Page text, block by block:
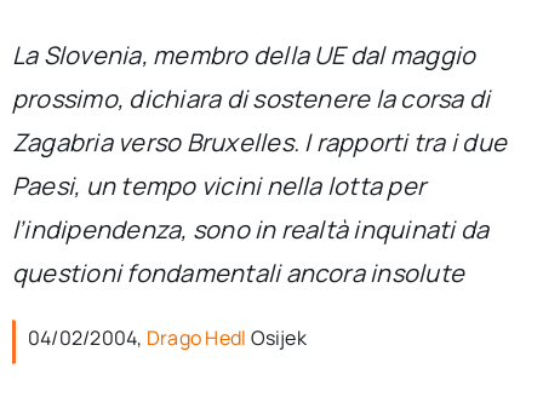
Chi siamo
Cerca
per:
Newsletter
Ita
La Slovenia, membro della UE dal maggio
prossimo, dichiara di sostenere la corsa di
Zagabria verso Bruxelles. I rapporti tra i due
Paesi, un tempo vicini nella lotta per
l’indipendenza, sono in realtà inquinati da
questioni fondamentali ancora insolute
04/02/2004, Drago Hedl Osijek